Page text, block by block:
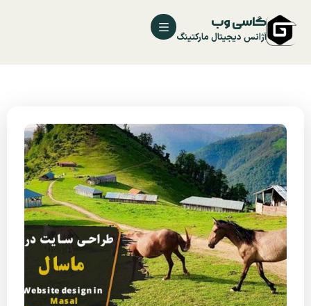
گاسی وب
آژانس دیجیتال مارکتینگ